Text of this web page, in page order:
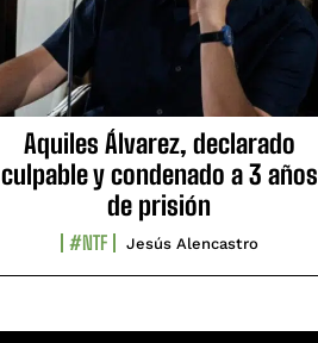
Aquiles Álvarez, declarado
culpable y condenado a 3 años
de prisión
#NTF Jesús Alencastro